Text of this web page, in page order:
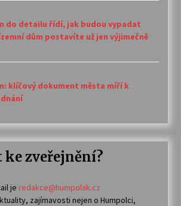
do detailu řídí, jak budou vypadat
dům postavíte už jen výjimečně
klíčový dokument města míří k
zveřejnění?
je redakce@humpolak.cz
zajímavosti nejen o Humpolci,